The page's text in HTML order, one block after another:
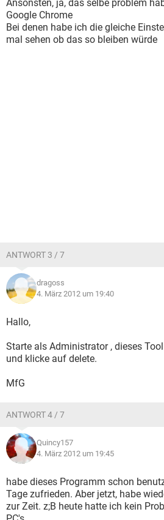
Ansonsten, ja, das selbe problem
Google Chrome
Bei denen habe ich die gleiche
mal sehen ob das so bleiben würde
ANTWORT 3 / 7
dragoss
4. März 2012 um 19:40
Hallo,
Starte als Administrator , dieses Tool
und klicke auf delete.
MfG
ANTWORT 4 / 7
Quincy157
4. März 2012 um 19:45
habe dieses Programm schon
Tage zufrieden. Aber jetzt, habe
zur Zeit. z;B heute hatte ich kein